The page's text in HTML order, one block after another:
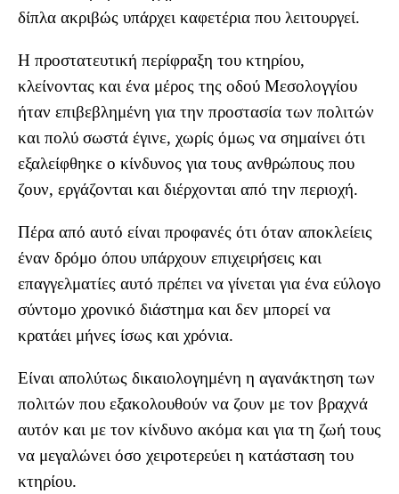
δίπλα ακριβώς υπάρχει καφετέρια που λειτουργεί.
Η προστατευτική περίφραξη του κτηρίου,
κλείνοντας και ένα μέρος της οδού Μεσολογγίου
ήταν επιβεβλημένη για την προστασία των πολιτών
και πολύ σωστά έγινε, χωρίς όμως να σημαίνει ότι
εξαλείφθηκε ο κίνδυνος για τους ανθρώπους που
ζουν, εργάζονται και διέρχονται από την περιοχή.
Πέρα από αυτό είναι προφανές ότι όταν αποκλείεις
έναν δρόμο όπου υπάρχουν επιχειρήσεις και
επαγγελματίες αυτό πρέπει να γίνεται για ένα εύλογο
σύντομο χρονικό διάστημα και δεν μπορεί να
κρατάει μήνες ίσως και χρόνια.
Είναι απολύτως δικαιολογημένη η αγανάκτηση των
πολιτών που εξακολουθούν να ζουν με τον βραχνά
αυτόν και με τον κίνδυνο ακόμα και για τη ζωή τους
να μεγαλώνει όσο χειροτερεύει η κατάσταση του
κτηρίου.